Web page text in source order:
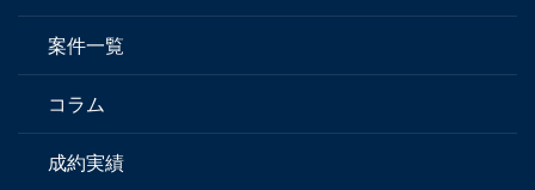
案件一覧
コラム
成約実績